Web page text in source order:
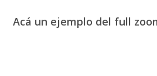
Acá un ejemplo del full